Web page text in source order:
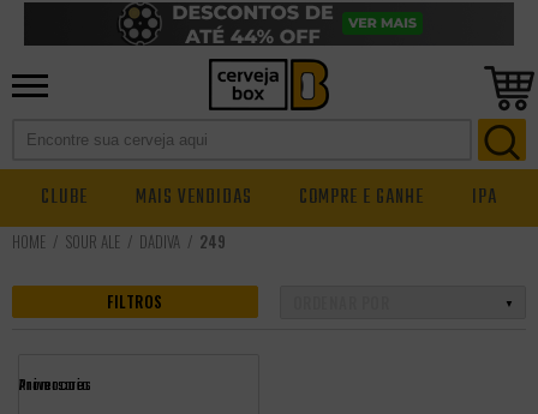
CLUBE MAIS VENDIDAS COMPRE E GANHE IPA
SOUR ALE DÁDIVA 249
FILTROS
Promocoes
Aniversario